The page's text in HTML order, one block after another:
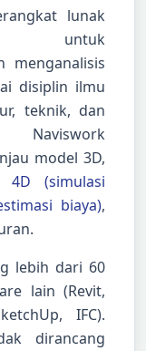
lunak
untuk
menganalisis
disiplin ilmu
teknik, dan
Naviswork
model 3D,
4D (simulasi
biaya),
lebih dari 60
lain (Revit,
IFC).
dirancang